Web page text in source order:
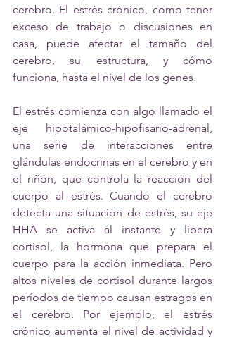
cerebro. El estrés crónico, como tener
exceso de trabajo o discusiones en
casa, puede afectar el tamaño del
cerebro, su estructura, y cómo
funciona, hasta el nivel de los genes.
El estrés comienza con algo llamado el
eje hipotalámico-hipofisario-adrenal,
una serie de interacciones entre
glándulas endocrinas en el cerebro y en
el riñón, que controla la reacción del
cuerpo al estrés. Cuando el cerebro
detecta una situación de estrés, su eje
HHA se activa al instante y libera
cortisol, la hormona que prepara el
cuerpo para la acción inmediata. Pero
altos niveles de cortisol durante largos
períodos de tiempo causan estragos en
el cerebro. Por ejemplo, el estrés
crónico aumenta el nivel de actividad y